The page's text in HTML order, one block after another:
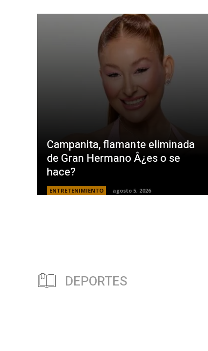
Campanita, flamante eliminada
de Gran Hermano Â¿es o se
hace?
ENTRETENIMIENTO agosto 5, 2026
DEPORTES